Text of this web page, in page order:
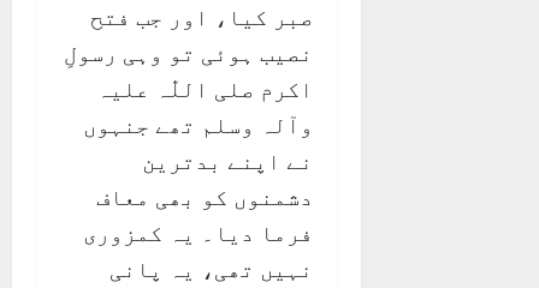
صبر کیا، اور جب فتح
نصیب ہوئی تو وہی رسولِ
اکرم صلی اللّٰہ علیہ
وآلہ وسلم تھے جنہوں
نے اپنے بدترین
دشمنوں کو بھی معاف
فرما دیا۔ یہ کمزوری
نہیں تھی، یہ پانی